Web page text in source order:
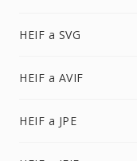
HEIF a SVG
HEIF a AVIF
HEIF a JPE